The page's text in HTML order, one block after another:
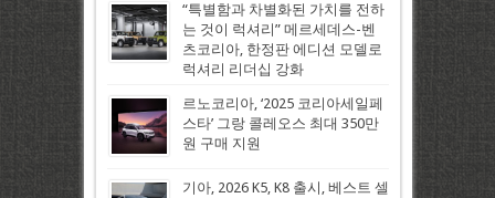
“특별함과 차별화된 가치를 전하
는 것이 럭셔리” 메르세데스-벤
츠코리아, 한정판 에디션 모델로
럭셔리 리더십 강화
르노코리아, ‘2025 코리아세일페
스타’ 그랑 콜레오스 최대 350만
원 구매 지원
기아, 2026 K5, K8 출시, 베스트 셀